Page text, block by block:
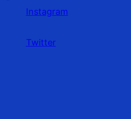
Instagram
Twitter